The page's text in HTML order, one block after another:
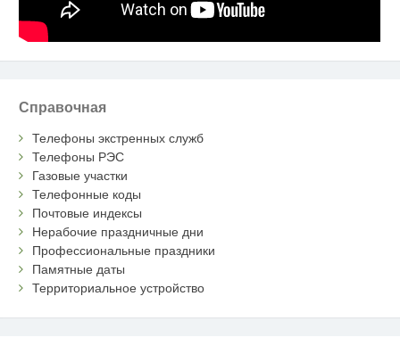
Справочная
Телефоны экстренных служб
Телефоны РЭС
Газовые участки
Телефонные коды
Почтовые индексы
Нерабочие праздничные дни
Профессиональные праздники
Памятные даты
Территориальное устройство